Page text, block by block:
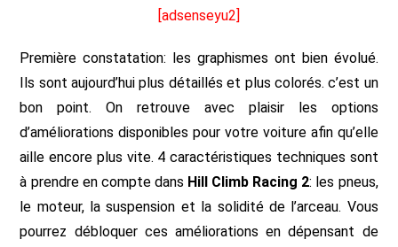
[adsenseyu2]
Première constatation: les graphismes ont bien évolué.
Ils sont aujourd’hui plus détaillés et plus colorés. c’est un
bon point. On retrouve avec plaisir les options
d’améliorations disponibles pour votre voiture afin qu’elle
aille encore plus vite. 4 caractéristiques techniques sont
à prendre en compte dans Hill Climb Racing 2: les pneus,
le moteur, la suspension et la solidité de l’arceau. Vous
pourrez débloquer ces améliorations en dépensant de